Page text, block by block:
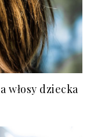
włosy dziecka